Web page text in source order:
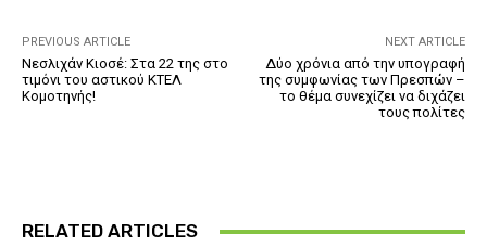
PREVIOUS ARTICLE
Νεσλιχάν Κιοσέ: Στα 22 της στο
τιμόνι του αστικού ΚΤΕΛ
Κομοτηνής!
NEXT ARTICLE
Δύο χρόνια από την υπογραφή
της συμφωνίας των Πρεσπών –
το θέμα συνεχίζει να διχάζει
τους πολίτες
RELATED ARTICLES